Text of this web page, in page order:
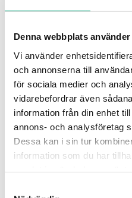
Denna webbplats
Vi använder
och annonserna till
för sociala medier och
vidarebefordrar även
information från din enhet
annons- och analysföretag
Dessa kan i sin tur
information som du har
REGIN
PCMTV50-F12
Ventiler avsedda för
eller större
Nominal diameter
DN50
Inställning av